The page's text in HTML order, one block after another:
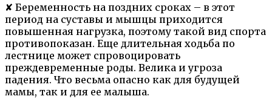
✘ Беременность на поздних сроках – в этот
период на суставы и мышцы приходится
повышенная нагрузка, поэтому такой вид спорта
противопоказан. Еще длительная ходьба по
лестнице может спровоцировать
преждевременные роды. Велика и угроза
падения. Что весьма опасно как для будущей
мамы, так и для ее малыша.